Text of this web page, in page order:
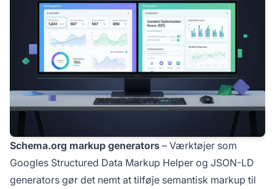
Schema.org markup generators – Værktøjer som
Googles Structured Data Markup Helper og JSON-LD
generators gør det nemt at tilføje semantisk markup til